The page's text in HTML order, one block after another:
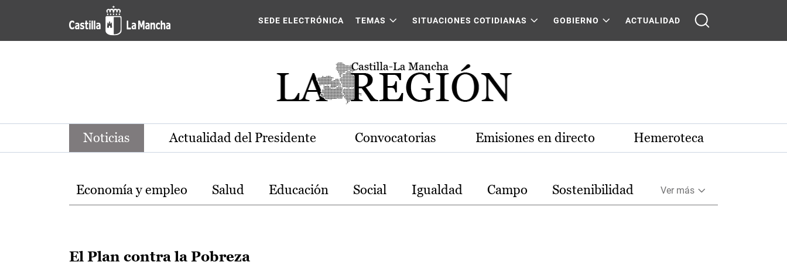
Pasar al contenido principal
Noticias de la región de Castilla-La Mancha
SEDE ELECTRÓNICA TEMAS SITUACIONES COTIDIANAS GOBIERNO ACTUALIDAD
Noticias Actualidad del Presidente Convocatorias Emisiones en directo Hemeroteca
Temas
Economía y empleo Salud Educación Social Igualdad Campo Sostenibilidad Ver más
El Plan contra la Pobreza